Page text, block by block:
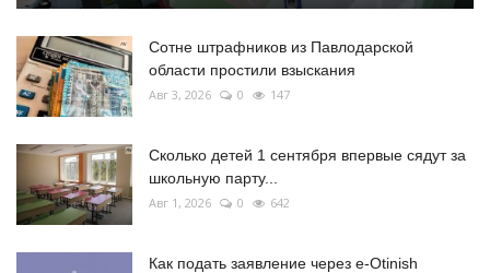
Сотне штрафников из Павлодарской
области простили взыскания
Авг 3, 2026 0 147
Сколько детей 1 сентября впервые сядут за
школьную парту...
Авг 1, 2026 0 642
Как подать заявление через e-Otinish